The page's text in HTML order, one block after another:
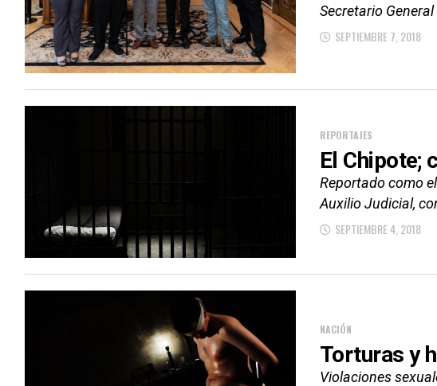
Secretario
SEPTIEMBRE 7, 2018
REPORTAJES
El Chipote;
Reportado como
Auxilio Judicial,
SEPTIEMBRE 4, 2018
NACIÓN
Torturas y
Violaciones